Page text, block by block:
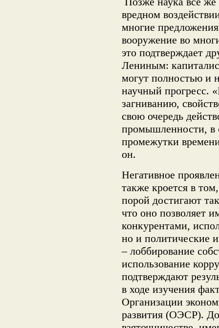
вредном
многие
вооружение во
это подтверждает
Лениным:
могут полностью и
научный прогресс.
загниванию,
свою очередь
промышленности, в
промежутки
он.
Негативное
также кроется в
порой достигают
что оно позволяет
конкурентами,
но и политические
– лоббирование
использование
подтверждают
в ходе изучения
Организации
развития (ОЭСР).